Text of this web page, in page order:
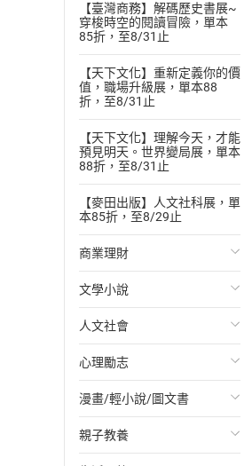
【臺灣商務】解碼歷史書展~
穿梭時空的閱讀冒險，單本
85折，至8/31止
【天下文化】重新定義你的價
值，職場升級展，單本88
折，至8/31止
【天下文化】理解今天，才能
預見明天。世界變局展，單本
88折，至8/31止
【麥田出版】人文社科展，單
本85折，至8/29止
商業理財
投資理財
經濟/趨勢
財務/金融
管理/領導
職場工作術
文學小說
歐美文學
日本文學
韓國文學
華文文學
人文社會
國際關係
政治
社會科學
心理勵志
心靈成長/情緒
人際關係
漫畫/輕小說/圖文書
輕小說
親子教養